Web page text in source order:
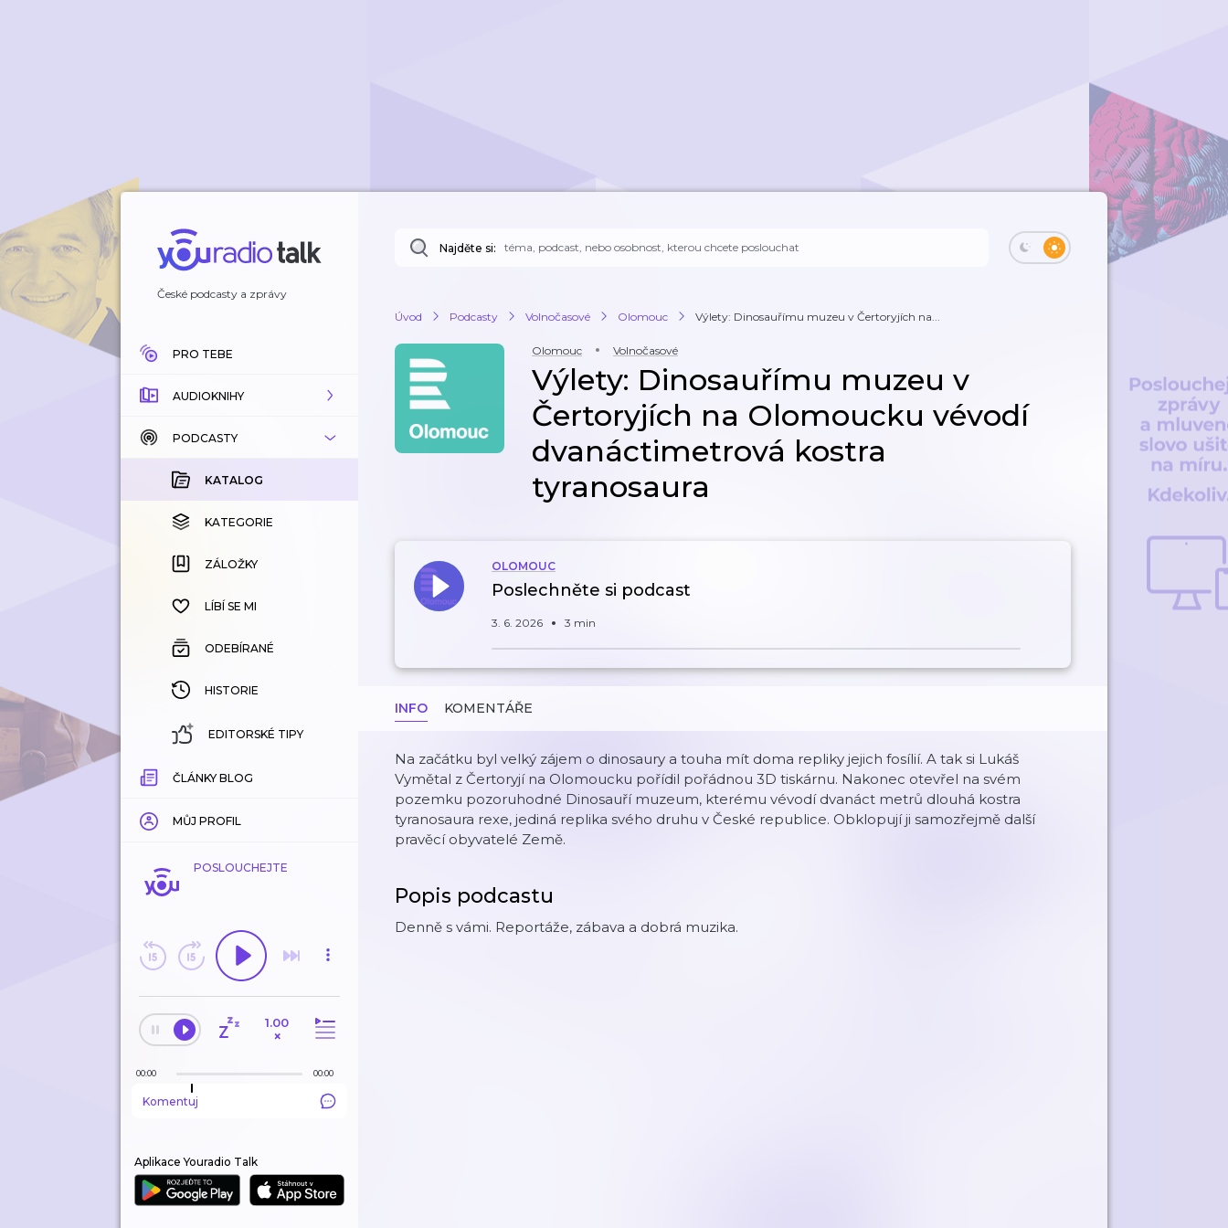
České podcasty a zprávy
PRO TEBE
AUDIOKNIHY
KATALOG
KOUPENÉ
KATEGORIE
ZÁLOŽKY
HISTORIE
PODCASTY
KATALOG
KATEGORIE
ZÁLOŽKY
LÍBÍ SE MI
ODEBÍRANÉ
HISTORIE
EDITORSKÉ TIPY
ČLÁNKY BLOG
MŮJ PROFIL
POSLOUCHEJTE
1.00
×
00:00 00:00
Komentuj
Aplikace Youradio Talk
Najděte si:
Úvod Podcasty Volnočasové Olomouc Výlety: Dinosauřímu muzeu v Čertoryjích na...
Olomouc Volnočasové
Výlety: Dinosauřímu muzeu v
Čertoryjích na Olomoucku vévodí
dvanáctimetrová kostra
tyranosaura
OLOMOUC
Poslechněte si podcast
3. 6. 2026 3 min
INFO KOMENTÁŘE
Na začátku byl velký zájem o dinosaury a touha mít doma repliky jejich fosílií. A tak si Lukáš
Vymětal z Čertoryjí na Olomoucku pořídil pořádnou 3D tiskárnu. Nakonec otevřel na svém
pozemku pozoruhodné Dinosauří muzeum, kterému vévodí dvanáct metrů dlouhá kostra
tyranosaura rexe, jediná replika svého druhu v České republice. Obklopují ji samozřejmě další
pravěcí obyvatelé Země.
Popis podcastu
Denně s vámi. Reportáže, zábava a dobrá muzika.